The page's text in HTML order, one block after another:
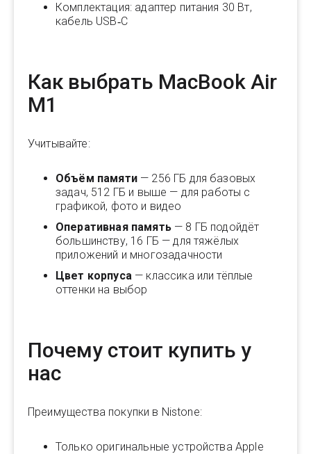
Комплектация: адаптер питания 30 Вт,
кабель USB‑C
Как выбрать MacBook Air
M1
Учитывайте:
Объём памяти— 256 ГБ для базовых
задач, 512 ГБ и выше — для работы с
графикой, фото и видео
Оперативная память— 8 ГБ подойдёт
большинству, 16 ГБ — для тяжёлых
приложений и многозадачности
Цвет корпуса— классика или тёплые
оттенки на выбор
Почему стоит купить у
нас
Преимущества покупки в Nistone:
Только оригинальные устройства Apple